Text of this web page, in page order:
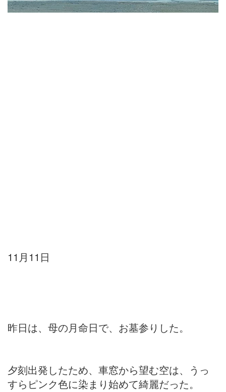
11月11日
昨日は、母の月命日で、お墓参りした。
夕刻出発したため、車窓から望む空は、うっ
すらピンク色に染まり始めて綺麗だった。